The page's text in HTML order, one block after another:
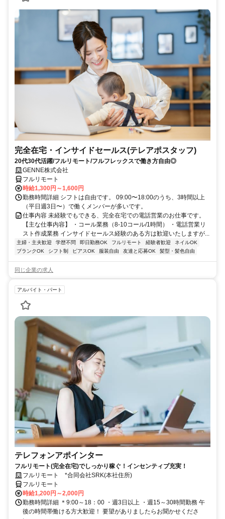
完全在宅・インサイドセールス(テレアポスタッフ)
20代30代活躍/フルリモート/フルフレックスで働き方自由◎
GENNE株式会社
フルリモート
時給1,300円～1,600円
勤務時間詳細 シフトは自由です。 09:00〜18:00のうち、3時間以上
（平日週3日〜）で働くメンバーが多いです。
仕事内容 未経験でもできる、完全在宅での電話営業のお仕事です。
【主な仕事内容】 ・コール業務（8-10コール/1時間） ・電話営業リ
スト作成業務 インサイドセールス経験のある方は歓迎いたしますが...
主婦・主夫歓迎 学歴不問 即日勤務OK フルリモート 経験者歓迎
ネイルOK
ブランクOK
シフト制 ピアスOK 服装自由 友達と応募OK 髪型・髪色自由
同じ企業の求人
アルバイト・パート
テレフォンアポインター
フルリモート(完全在宅)でしっかり稼ぐ！インセンティブ充実！
フルリモート *合同会社SRK(本社住所)
フルリモート
時給1,200円～2,000円
勤務時間詳細 ＊9:00～18：00 ・週3日以上 ・週15～30時間勤務 午
後の時間帯働ける方大歓迎！ 要望がありましたらお聞かせくださ